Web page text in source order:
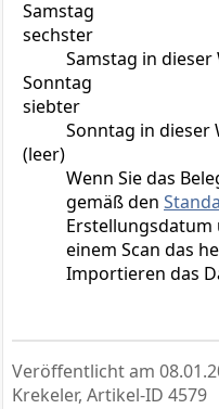
Samstag
sechster
Samstag in dieser
Sonntag
siebter
Sonntag in dieser
(leer)
Wenn Sie das
gemäß den
Erstellungsdatum
einem Scan das
Importieren das
Veröffentlicht am
Krekeler, Artikel-ID 4579